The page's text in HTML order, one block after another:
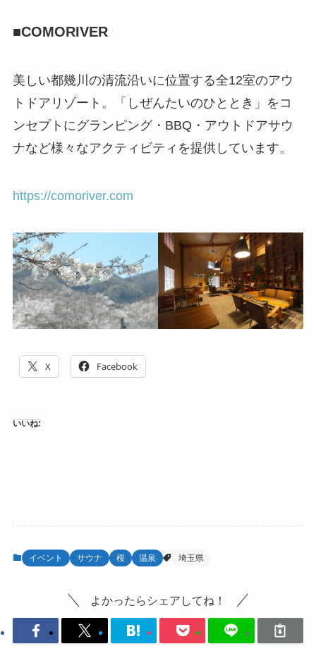
■COMORIVER
美しい都幾川の清流沿いに位置する全12室のアウ
トドアリゾート。「しぜんたいのひととき」をコ
ンセプトにグランピング・BBQ・アウトドアサウ
ナなど様々なアクティビティを提供しています。
https://comoriver.com
X Facebook
いいね:
イベント サウナ 桜 温泉 埼玉県
よかったらシェアしてね！